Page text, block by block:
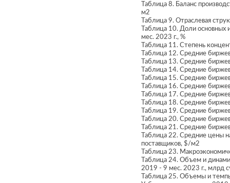
Таблица 8. Баланс
м2
Таблица 9. Отраслевая
Таблица 10. Доли основных
мес. 2023 г., %
Таблица 11. Степень
Таблица 12. Средние
Таблица 13. Средние
Таблица 14. Средние
Таблица 15. Средние
Таблица 16. Средние
Таблица 17. Средние
Таблица 18. Средние
Таблица 19. Средние
Таблица 20. Средние
Таблица 21. Средние
Таблица 22. Средние цены
поставщиков, $/м2
Таблица 23.
Таблица 24. Объем и
2019 - 9 мес. 2023 г., млрд
Таблица 25. Объемы и